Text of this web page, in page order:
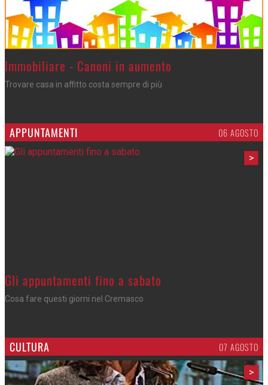
>Immobiliare - Canoni in aumento
Trovare casa in affitto costa sempre di più
APPUNTAMENTI 06 AGOSTO
>
Gli appuntamenti fino a sabato
Cosa fare questi giorni nel Cremasco
CULTURA 07 AGOSTO
>